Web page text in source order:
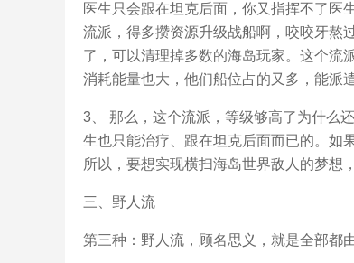
医生只会跟在坦克后面，你又指挥不了医
流派，得多攒资源升级战船啊，咬咬牙熬
了，可以清理掉多数的海岛玩家。这个流
消耗能量也大，他们船位占的又多，能派
3、 那么，这个流派，等级够高了为什么
生也只能治疗、跟在坦克后面而已的。如
所以，要想实现横扫海岛世界敌人的梦想
三、野人流
第三种：野人流，顾名思义，就是全部都